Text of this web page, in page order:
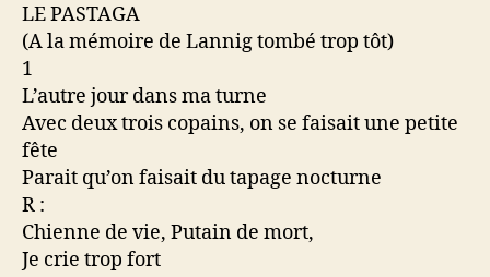
LE PASTAGA
(A la mémoire de Lannig tombé trop tôt)
1
L’autre jour dans ma turne
Avec deux trois copains, on se faisait une petite
fête
Parait qu’on faisait du tapage nocturne
R :
Chienne de vie, Putain de mort,
Je crie trop fort